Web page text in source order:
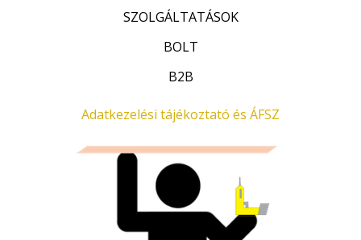
SZOLGÁLTATÁSOK
BOLT
B2B
Adatkezelési tájékoztató és ÁFSZ